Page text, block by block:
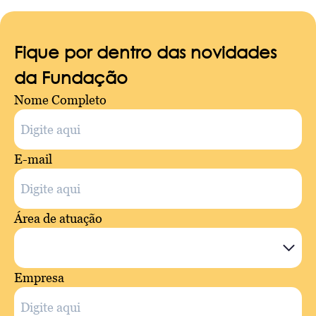
Fique por dentro das novidades
da Fundação
Nome Completo
E-mail
Área de atuação
Empresa